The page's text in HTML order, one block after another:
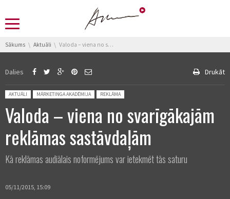
You are here:
Sākums Aktuāli Valoda – viena no svarīgākajām reklāmas sastāvdaļām
Dalies Drukāt
Posted in:
AKTUĀLI MĀRKETINGA AKADĒMIJA REKLĀMA
Valoda – viena no svarīgākajām
reklāmas sastāvdaļām
Kā reklāmas audiālais noformējums var ietekmēt tās saturu
05/11/2015, 15:09